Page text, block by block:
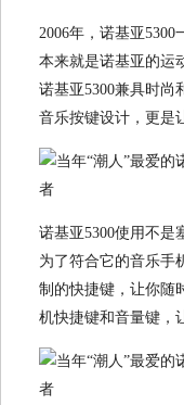
2006年，诺基亚5300
本来就是诺基亚的运
诺基亚5300兼具时尚
音乐按键设计，更是
诺基亚5300使用不是
为了符合它的音乐手
制的快捷键，让你随
机快捷键和音量键，